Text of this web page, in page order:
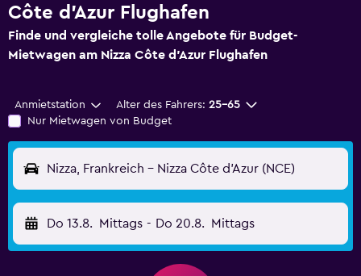
Côte d’Azur Flughafen
Finde und vergleiche tolle Angebote für Budget-
Mietwagen am Nizza Côte d’Azur Flughafen
Anmietstation Alter des Fahrers: 25-65
Nur Mietwagen von Budget
Nizza, Frankreich - Nizza Côte d’Azur (NCE)
Do 13.8. Mittags - Do 20.8. Mittags